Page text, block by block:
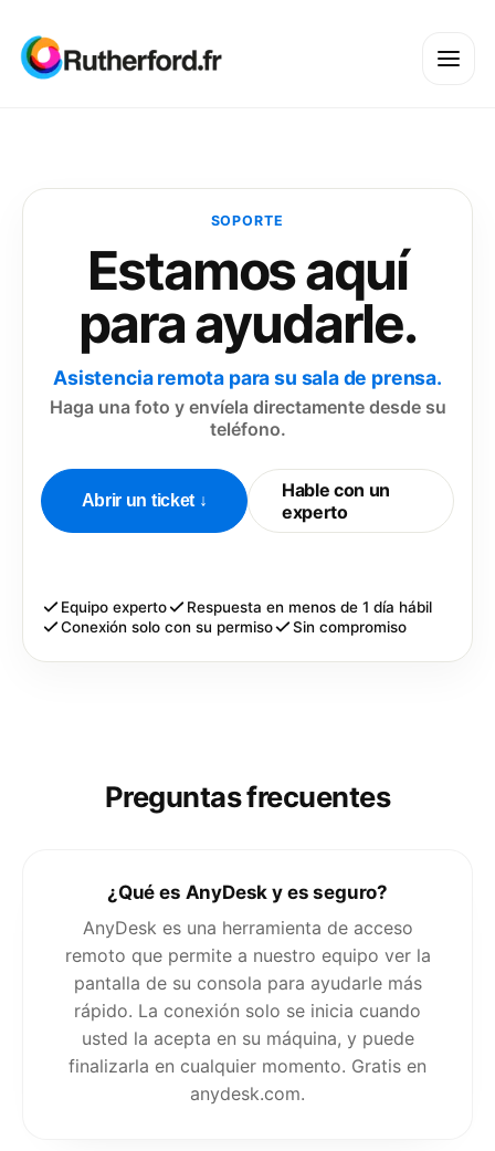
SOPORTE
Estamos aquí
para ayudarle.
Asistencia remota para su sala de prensa.
Haga una foto y envíela directamente desde su
teléfono.
Abrir un ticket↓
Hable con un
experto
Equipo experto
Respuesta en menos de 1 día hábil
Conexión solo con su permiso
Sin compromiso
Preguntas frecuentes
¿Qué es AnyDesk y es seguro?
AnyDesk es una herramienta de acceso
remoto que permite a nuestro equipo ver la
pantalla de su consola para ayudarle más
rápido. La conexión solo se inicia cuando
usted la acepta en su máquina, y puede
finalizarla en cualquier momento. Gratis en
anydesk.com.